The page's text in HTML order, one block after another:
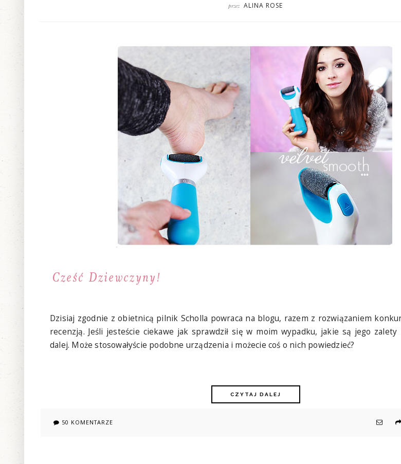
przez ALINA ROSE
Dzisiaj zgodnie z obietnicą pilnik Scholla powraca na blogu, razem z rozwiązaniem
recenzją. Jeśli jesteście ciekawe jak sprawdził się w moim wypadku, jakie są jego zalety
dalej. Może stosowałyście podobne urządzenia i możecie coś o nich powiedzieć?
CZYTAJ DALEJ
50 KOMENTARZE